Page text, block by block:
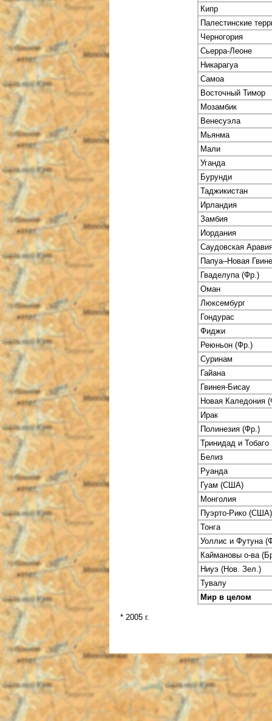
Кипр
Палестинские
Черногория
Сьерра-Леоне
Никарагуа
Самоа
Восточный Тимор
Мозамбик
Венесуэла
Мьянма
Мали
Уганда
Бурунди
Таджикистан
Ирландия
Замбия
Иордания
Саудовская
Папуа–Новая
Гваделупа (Фр.)
Оман
Люксембург
Гондурас
Фиджи
Реюньон (Фр.)
Суринам
Гайана
Гвинея-Бисау
Новая Каледония
Ирак
Полинезия (Фр.)
Тринидад и Тобаго
Белиз
Руанда
Гуам (США)
Монголия
Пуэрто-Рико (США)
Тонга
Уоллис и Футуна
Каймановы о-ва
Ниуэ (Нов. Зел.)
Тувалу
Мир в целом
* 2005 г.